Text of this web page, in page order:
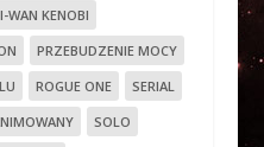
WAN KENOBI
PRZEBUDZENIE MOCY
ROGUE ONE
SERIAL
SOLO